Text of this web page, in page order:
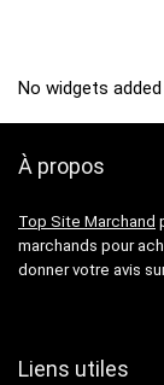
No widgets added
À propos
Top Site Marchand
marchands pour
donner votre avis
Liens utiles